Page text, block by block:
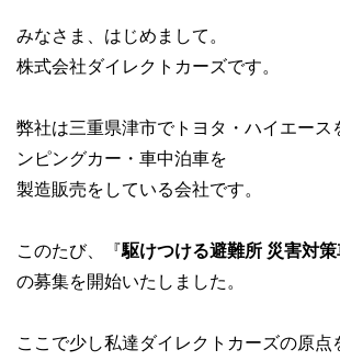
みなさま、はじめまして。
株式会社ダイレクトカーズです。
弊社は三重県津市でトヨタ・ハイエース
ンピングカー・車中泊車を
製造販売をしている会社です。
このたび、『駆けつける避難所 災害対
の募集を開始いたしました。
ここで少し私達ダイレクトカーズの原点